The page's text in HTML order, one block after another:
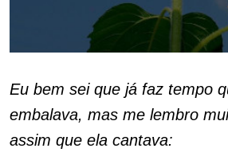
Eu bem sei que já faz tempo
embalava, mas me lembro
assim que ela cantava: